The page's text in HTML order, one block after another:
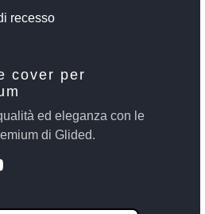
recesso
cover per
ed eleganza con le
di Glided.